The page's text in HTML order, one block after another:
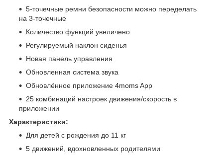
5-точечные ремни безопасности можно переделать
на 3-точечные
Количество функций увеличено
Регулируемый наклон сиденья
Новая панель управления
Обновленная система звука
Обновлённое приложение 4moms App
25 комбинаций настроек движения/скорость в
приложении
Характеристики:
Для детей с рождения до 11 кг
5 движений, вдохновленных родителями